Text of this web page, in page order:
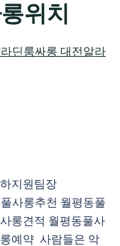
위치
지원팀장
사롱추천 월평동풀
롱견적 월평동풀사
예약 사람들은 악